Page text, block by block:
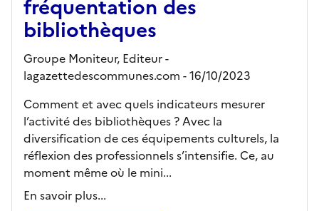
fréquentation des
bibliothèques
Groupe Moniteur, Editeur-
lagazettedescommunes.com - 16/10/2023
Comment et avec quels indicateurs mesurer
l’activité des bibliothèques ? Avec la
diversification de ces équipements culturels, la
réflexion des professionnels s’intensifie. Ce, au
moment même où le mini...
En savoir plus...